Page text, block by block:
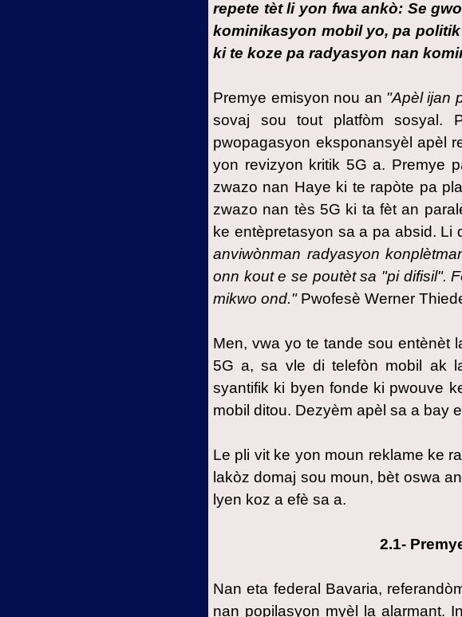
repete tèt li yon fwa ankò: Se
kominikasyon mobil yo, pa
ki te koze pa radyasyon nan
Premye emisyon nou an "Apèl ijan
sovaj sou tout platfòm sosyal.
pwopagasyon eksponansyèl apèl
yon revizyon kritik 5G a. Premye
zwazo nan Haye ki te rapòte pa
zwazo nan tès 5G ki ta fèt an
ke entèpretasyon sa a pa absid. Li
anviwònman radyasyon
onn kout e se poutèt sa "pi difisil".
mikwo ond."Pwofesè Werner
Men, vwa yo te tande sou entènèt
5G a, sa vle di telefòn mobil ak
syantifik ki byen fonde ki pwouve
mobil ditou. Dezyèm apèl sa a bay
Le pli vit ke yon moun reklame ke
lakòz domaj sou moun, bèt oswa
lyen koz a efè sa a.
2.1-
Nan eta federal Bavaria,
nan popilasyon myèl la alarmant.